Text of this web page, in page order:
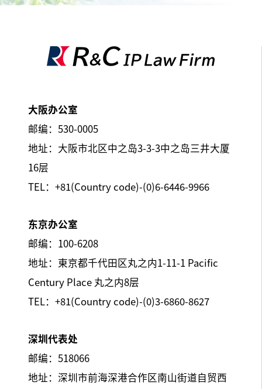
大阪办公室
邮编：530-0005
地址：大阪市北区中之岛3-3-3中之岛三井大厦
16层
TEL：+81(Country code)-(0)6-6446-9966
东京办公室
邮编：100-6208
地址：東京都千代田区丸之内1-11-1 Pacific
Century Place 丸之内8层
TEL：+81(Country code)-(0)3-6860-8627
深圳代表处
邮编：518066
地址：深圳市前海深港合作区南山街道自贸西